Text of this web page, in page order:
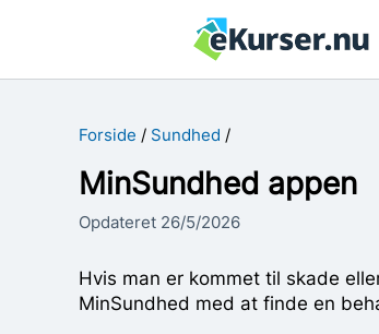
Søg
Forside Sundhed
MinSundhed appen
Opdateret 26/5/2026
Hvis man er kommet til skade
MinSundhed med at finde en